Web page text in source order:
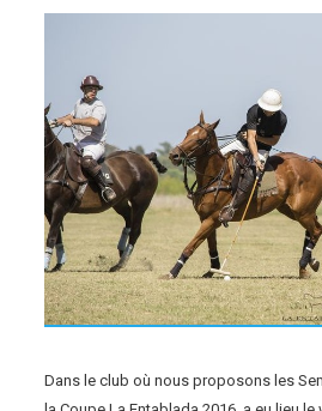
Dans le club où nous proposons les